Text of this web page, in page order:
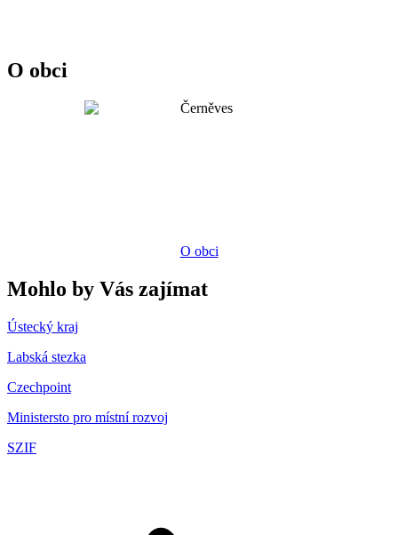
O obci
O obci
Mohlo by Vás zajímat
Ústecký kraj
Labská stezka
Czechpoint
Ministersto pro místní rozvoj
SZIF